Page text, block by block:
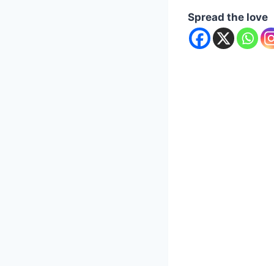
Spread the love